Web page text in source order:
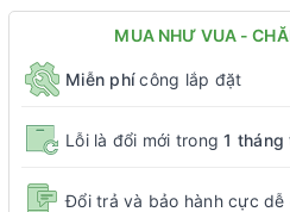
MUA NHƯ VUA -
Miễn phícông lắp đặt
Lỗi là đổi mới trong1 tháng
Đổi trả và bảo hành cực dễ